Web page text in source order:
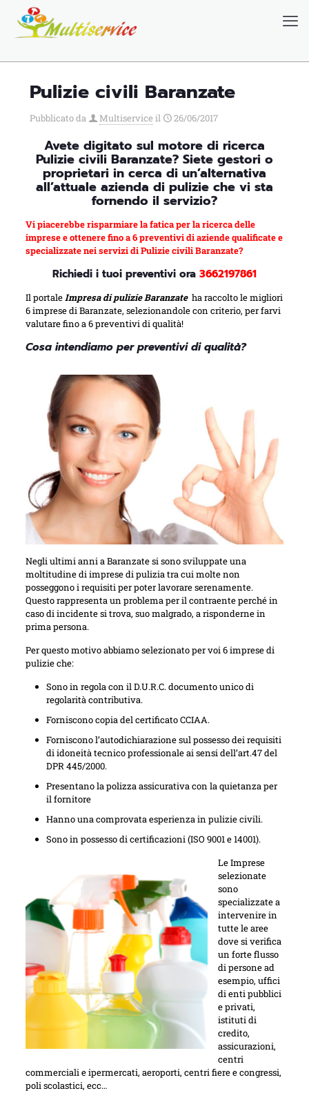
Pulizie civili Baranzate
Pubblicato da Multiservice il 26/06/2017
Avete digitato sul motore di ricerca
Pulizie civili Baranzate? Siete gestori o
proprietari in cerca di un’alternativa
all’attuale azienda di pulizie che vi sta
fornendo il servizio?
Vi piacerebbe risparmiare la fatica per la ricerca delle
imprese e ottenere fino a 6 preventivi di aziende qualificate e
specializzate nei servizi di Pulizie civili Baranzate?
Richiedi i tuoi preventivi ora 3662197861
Il portaleImpresa di pulizie Baranzate ha raccolto le migliori
6 imprese di Baranzate, selezionandole con criterio, per farvi
valutare fino a 6 preventivi di qualità!
Cosa intendiamo per preventivi di qualità?
Negli ultimi anni a Baranzate si sono sviluppate una
moltitudine di imprese di pulizia tra cui molte non
posseggono i requisiti per poter lavorare serenamente.
Questo rappresenta un problema per il contraente perché in
caso di incidente si trova, suo malgrado, a risponderne in
prima persona.
Per questo motivo abbiamo selezionato per voi 6 imprese di
pulizie che:
Sono in regola con il D.U.R.C. documento unico di
regolarità contributiva.
Forniscono copia del certificato CCIAA.
Forniscono l’autodichiarazione sul possesso dei requisiti
di idoneità tecnico professionale ai sensi dell’art.47 del
DPR 445/2000.
Presentano la polizza assicurativa con la quietanza per
il fornitore
Hanno una comprovata esperienza in pulizie civili.
Sono in possesso di certificazioni (ISO 9001 e 14001).
Le Imprese
selezionate
sono
specializzate a
intervenire in
tutte le aree
dove si verifica
un forte flusso
di persone ad
esempio, uffici
di enti pubblici
e privati,
istituti di
credito,
assicurazioni,
centri
commerciali e ipermercati, aeroporti, centri fiere e congressi,
poli scolastici, ecc…